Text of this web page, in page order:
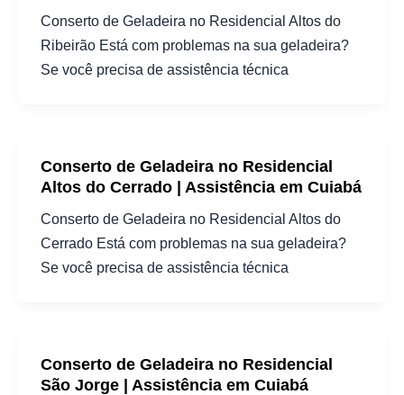
Conserto de Geladeira no Residencial Altos do
Ribeirão Está com problemas na sua geladeira?
Se você precisa de assistência técnica
Conserto de Geladeira no Residencial
Altos do Cerrado | Assistência em Cuiabá
Conserto de Geladeira no Residencial Altos do
Cerrado Está com problemas na sua geladeira?
Se você precisa de assistência técnica
Conserto de Geladeira no Residencial
São Jorge | Assistência em Cuiabá